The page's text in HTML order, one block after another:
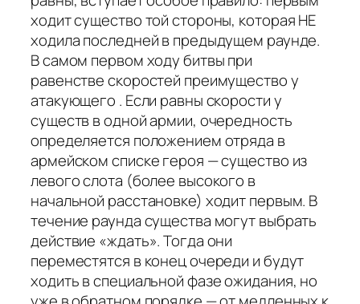
ходит существо той стороны, которая НЕ
ходила последней в предыдущем раунде.
В самом первом ходу битвы при
равенстве скоростей преимущество у
атакующего . Если равны скорости у
существ в одной армии, очередность
определяется положением отряда в
армейском списке героя — существо из
левого слота (более высокого в
начальной расстановке) ходит первым. В
течение раунда существа могут выбрать
действие «ждать». Тогда они
переместятся в конец очереди и будут
ходить в специальной фазе ожидания, но